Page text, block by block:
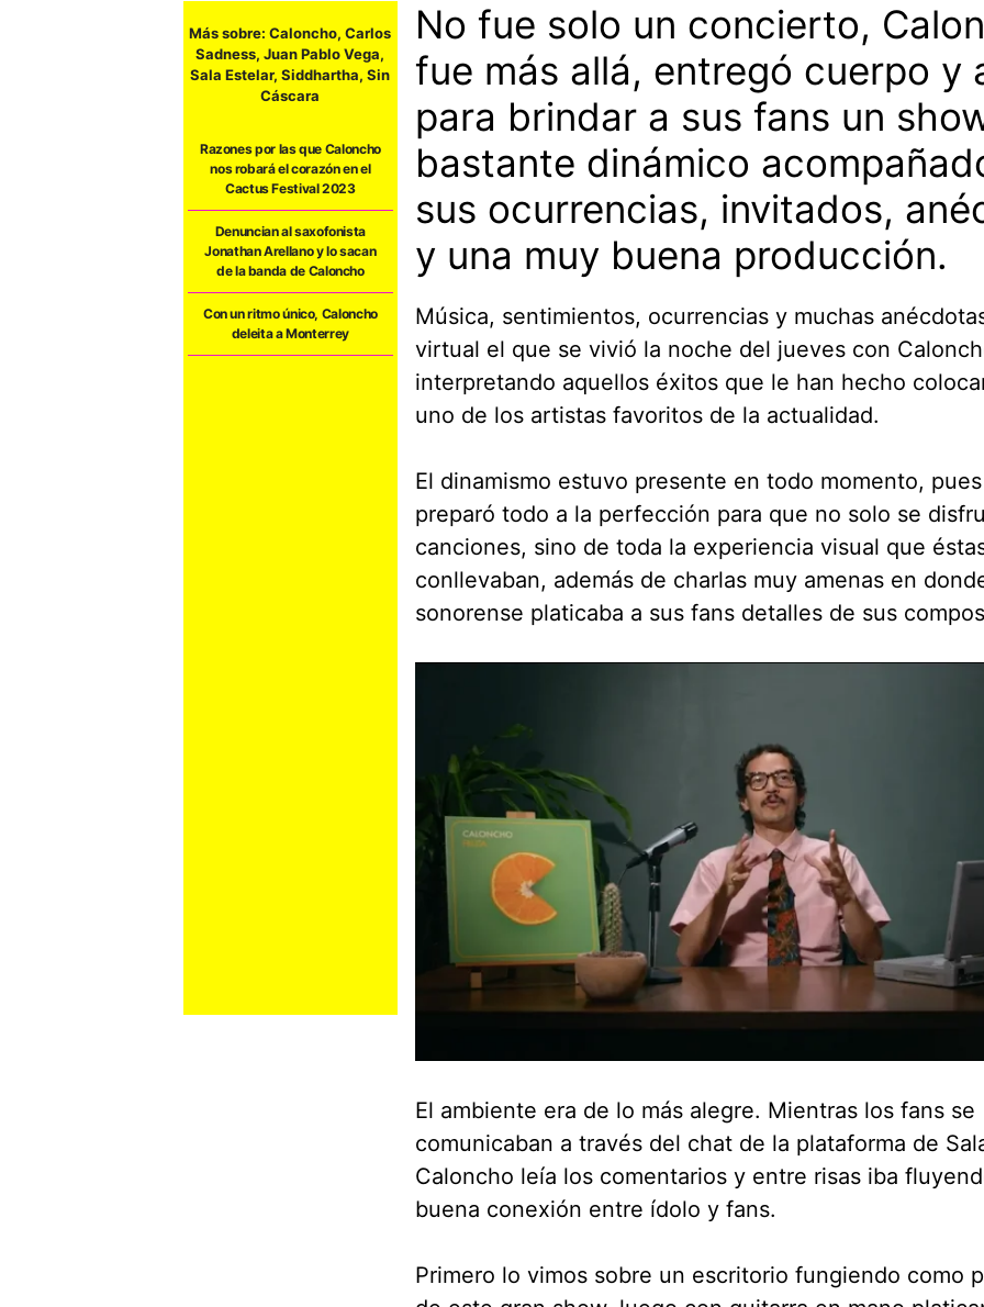
Más sobre:Caloncho,Carlos
Sadness,Juan Pablo Vega,
Sala Estelar,Siddhartha,Sin
Cáscara
Razones por las que Caloncho
nos robará el corazón en el
Cactus Festival 2023
Denuncian al saxofonista
Jonathan Arellano y lo sacan
de la banda de Caloncho
Con un ritmo único, Caloncho
deleita a Monterrey
No fue solo un concierto,
fue más allá, entregó cuerpo y
para brindar a sus fans un
bastante dinámico
sus ocurrencias, invitados,
y una muy buena producción.
Música, sentimientos, ocurrencias y muchas
virtual el que se vivió la noche del jueves con
interpretando aquellos éxitos que le han hecho
uno de los artistas favoritos de la actualidad.
El dinamismo estuvo presente en todo momento,
preparó todo a la perfección para que no solo se
canciones, sino de toda la experiencia visual que
conllevaban, además de charlas muy amenas en
sonorense platicaba a sus fans detalles de sus
El ambiente era de lo más alegre. Mientras los fans se
comunicaban a través del chat de la plataforma de
Caloncho leía los comentarios y entre risas iba
buena conexión entre ídolo y fans.
Primero lo vimos sobre un escritorio fungiendo como